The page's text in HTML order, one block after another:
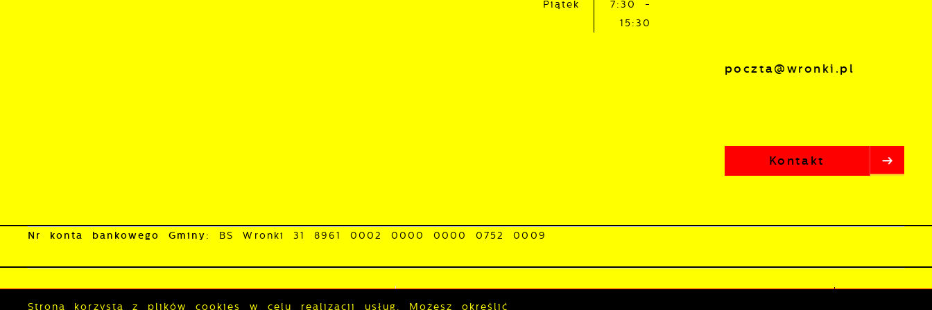
Piątek
7:30 -
15:30
poczta@wronki.pl
Kontakt
Nr konta bankowego Gminy: BS Wronki 31 8961 0002 0000 0000 0752 0009
Strona korzysta z plików cookies w celu realizacji usług. Możesz określić
w charakterze pośredników prezentujących nasze treści w